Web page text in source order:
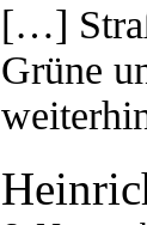
[…]
Grüne